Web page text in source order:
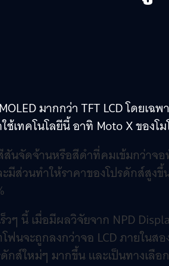
มากกว่า TFT LCD โดยเฉ
เทคโนโลยีนี้ อาทิ Moto X ของโม
สันจัดจ้านหรือสีดำที่คมเข้มกว่าจ
มีส่วนทำให้ราคาของโปรดักส์สูง
ๆ นี้ เมื่อมีผลวิจัยจาก NPD
นจะถูกลงกว่าจอ LCD ภายในส
ส์ใหม่ๆ มากขึ้น และเป็นทางเลื